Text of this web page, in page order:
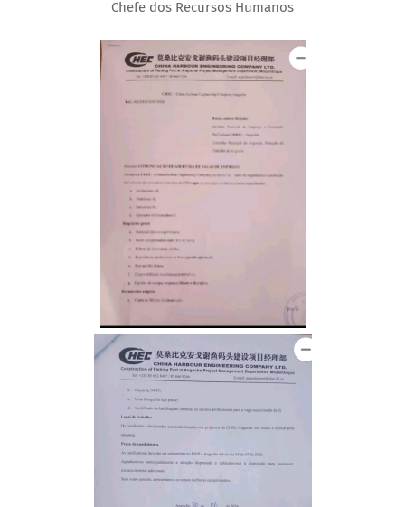
‎Chefe dos Recursos Humanos